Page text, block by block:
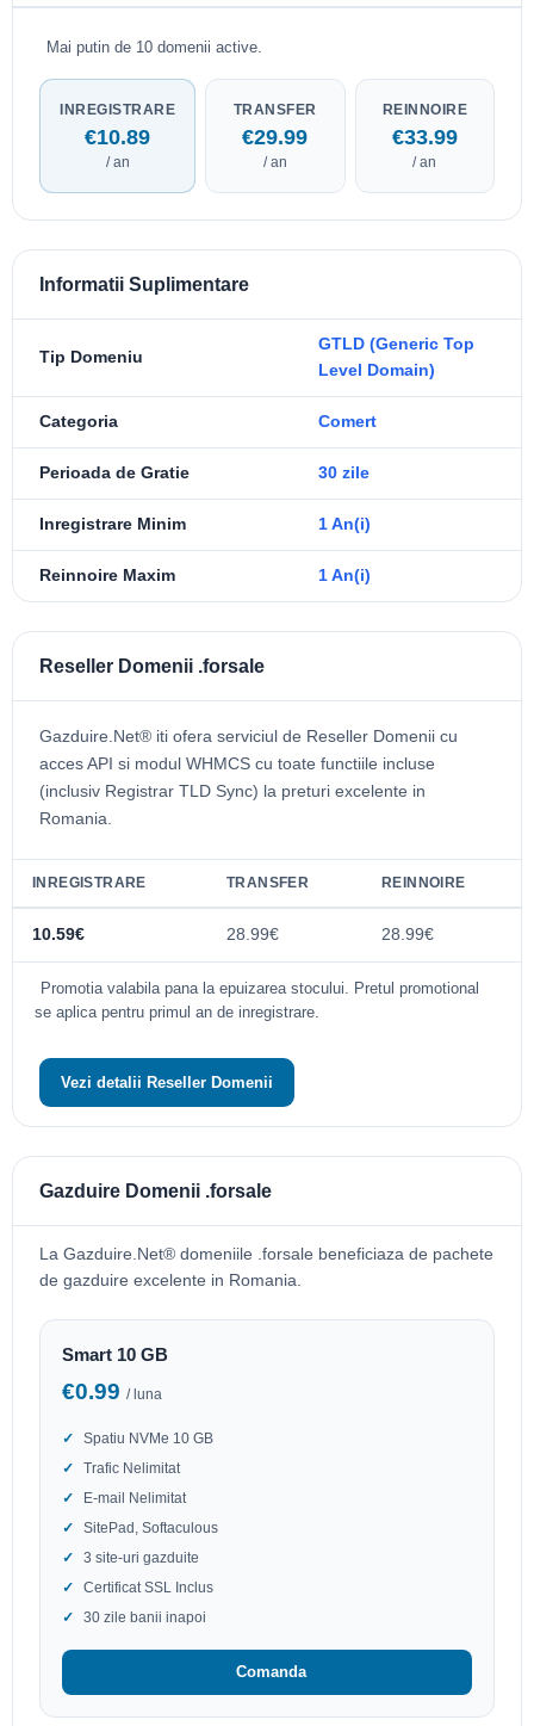
Mai putin de 10 domenii active.
INREGISTRARE
€10.89
/ an
TRANSFER
€29.99
/ an
REINNOIRE
€33.99
/ an
Informatii Suplimentare
Tip Domeniu
GTLD (Generic Top
Level Domain)
Categoria Comert
Perioada de Gratie 30 zile
Inregistrare Minim 1 An(i)
Reinnoire Maxim 1 An(i)
Reseller Domenii .forsale
Gazduire.Net® iti ofera serviciul de Reseller Domenii cu
acces API si modul WHMCS cu toate functiile incluse
(inclusiv Registrar TLD Sync) la preturi excelente in
Romania.
INREGISTRARE TRANSFER REINNOIRE
10.59€ 28.99€ 28.99€
Promotia valabila pana la epuizarea stocului. Pretul promotional
se aplica pentru primul an de inregistrare.
Vezi detalii Reseller Domenii
Gazduire Domenii .forsale
La Gazduire.Net® domeniile .forsale beneficiaza de pachete
de gazduire excelente in Romania.
Smart 10 GB
€0.99 / luna
Spatiu NVMe 10 GB
Trafic Nelimitat
E-mail Nelimitat
SitePad, Softaculous
3 site-uri gazduite
Certificat SSL Inclus
30 zile banii inapoi
Comanda